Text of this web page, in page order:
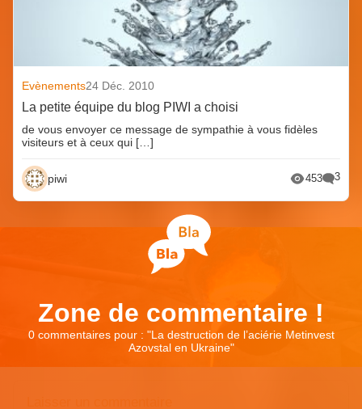
Evènements24 Déc. 2010
La petite équipe du blog PIWI a choisi
de vous envoyer ce message de sympathie à vous fidèles
visiteurs et à ceux qui […]
piwi 453 3
Zone de commentaire !
0 commentaires pour : "La destruction de l’aciérie Metinvest
Azovstal en Ukraine"